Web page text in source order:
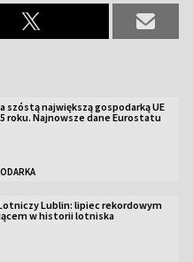
szóstą największą gospodarką UE
roku. Najnowsze dane Eurostatu
Lublin: lipiec rekordowym
w historii lotniska